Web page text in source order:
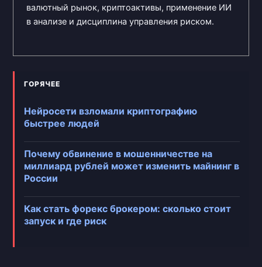
валютный рынок, криптоактивы, применение ИИ
в анализе и дисциплина управления риском.
ГОРЯЧЕЕ
Нейросети взломали криптографию
быстрее людей
Почему обвинение в мошенничестве на
миллиард рублей может изменить майнинг в
России
Как стать форекс брокером: сколько стоит
запуск и где риск